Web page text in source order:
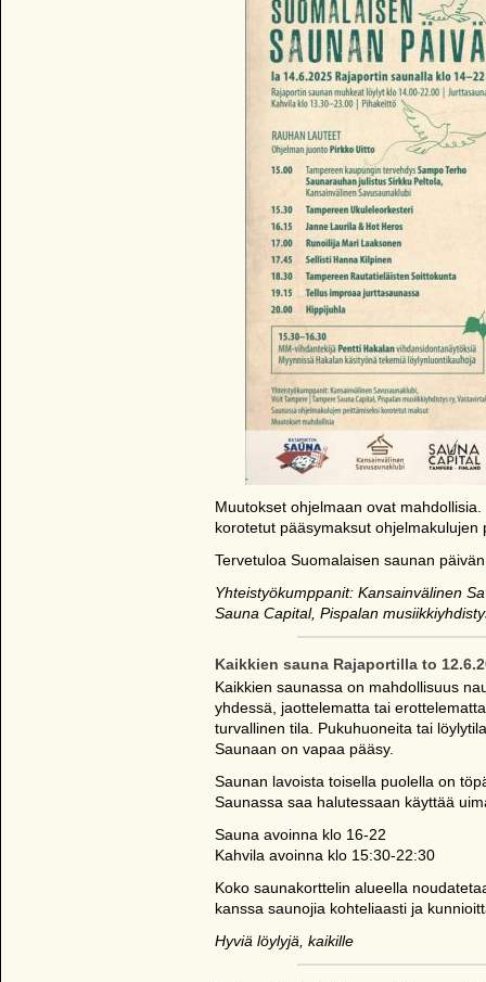
Muutokset ohjelmaan ovat
korotetut pääsymaksut ohjelmakulujen
Tervetuloa Suomalaisen saunan
Yhteistyökumppanit: Kansainvälinen
Sauna Capital, Pispalan
Kaikkien sauna Rajaportilla to
Kaikkien saunassa on mahdollisuus
yhdessä, jaottelematta tai
turvallinen tila. Pukuhuoneita tai
Saunaan on vapaa pääsy.
Saunan lavoista toisella puolella on
Saunassa saa halutessaan käyttää
Sauna avoinna klo 16-22
Kahvila avoinna klo 15:30-22:30
Koko saunakorttelin alueella
kanssa saunojia kohteliaasti ja
Hyviä löylyjä, kaikille